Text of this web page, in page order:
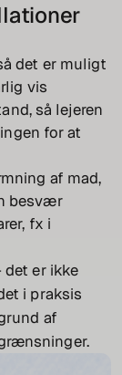
det er muligt
vis
så lejeren
for at
af mad,
besvær
fx i
er ikke
i praksis
af